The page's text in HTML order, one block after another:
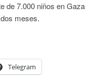
de 7.000 niños en Gaza
meses.
Telegram